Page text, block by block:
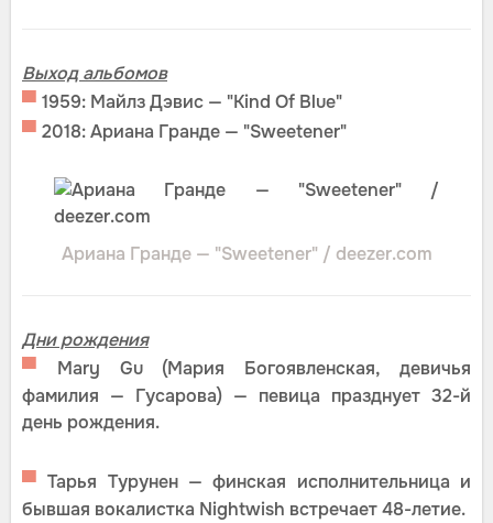
Выход альбомов
▀ 1959: Майлз Дэвис — "Kind Of Blue"
▀ 2018: Ариана Гранде — "Sweetener"
Ариана Гранде — "Sweetener" / deezer.com
Дни рождения
▀ Mary Gu (Мария Богоявленская, девичья
фамилия — Гусарова) — певица празднует 32-й
день рождения.
▀Тарья Турунен — финская исполнительница и
бывшая вокалистка Nightwish встречает 48-летие.